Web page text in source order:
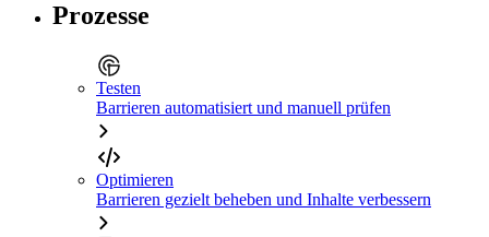
Prozesse
Testen
Barrieren automatisiert und manuell prüfen
Optimieren
Barrieren gezielt beheben und Inhalte verbessern